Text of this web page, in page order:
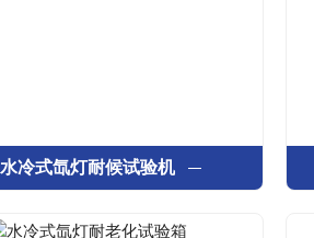
水冷式氙灯耐候试验机